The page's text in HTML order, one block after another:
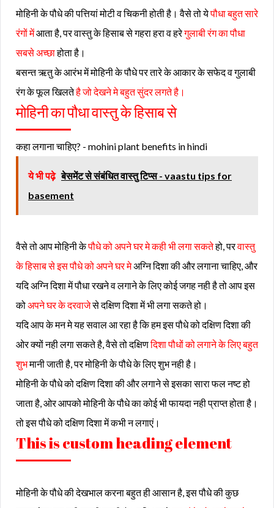
मोहिनी के पौधे की पत्तियां मोटी व चिकनी होती है। वैसे तो येपौधा बहुत सारे
रंगों मेंआता है, पर वास्तु के हिसाब से गहरा हरा व हरेगुलाबी रंग का पौधा
सबसे अच्छाहोता है।
बसन्त ऋतु के आरंभ में मोहिनी के पौधे पर तारे के आकार के सफेद व गुलाबी
रंग के फूल खिलतेहै जो देखने मे बहुत सुंदर लगते है।
मोहिनी का पौधा वास्तु के हिसाब से
कहा लगाना चाहिए? - mohini plant benefits in hindi
ये भी पढ़े बेसमेंट से संबंधित वास्तु टिप्स - vaastu tips for
basement
वैसे तो आप मोहिनी केपौधे को अपने घर मे कही भी लगा सकतेहो, परवास्तु
के हिसाब से इस पौधे को अपने घर मेअग्नि दिशा की और लगाना चाहिए, और
यदि अग्नि दिशा में पौधा रखने व लगाने के लिए कोई जगह नही है तो आप इस
कोअपने घर के दरवाजेसे दक्षिण दिशा में भी लगा सकते हो।
यदि आप के मन मे यह सवाल आ रहा है कि हम इस पौधे को दक्षिण दिशा की
ओर क्यों नही लगा सकते है, वैसे तो दक्षिणदिशा पौधों को लगाने के लिए बहुत
शुभमानी जाती है, पर मोहिनी के पौधे के लिए शुभ नही है।
मोहिनी के पौधे को दक्षिण दिशा की और लगाने से इसका सारा फल नष्ट हो
जाता है, ओर आपको मोहिनी के पौधे का कोई भी फायदा नही प्राप्त होता है।
तो इस पौधे को दक्षिण दिशा में कभी न लगाएं।
This is custom heading element
मोहिनी के पौधे की देखभाल करना बहुत ही आसान है, इस पौधे की कुछ